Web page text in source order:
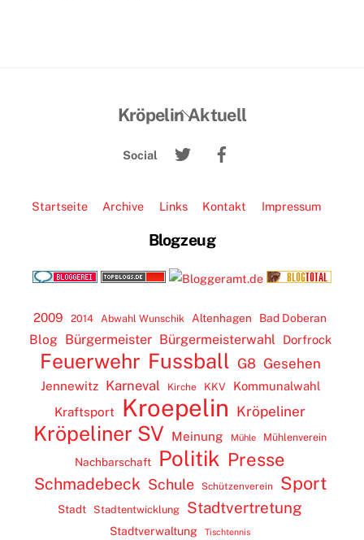
Back
Top
Kröpelin Aktuell
Social
Twitter
Startseite Archive Links Kontakt Impressum
Blogzeug
2009 2014 Abwahl Wunschik Altenhagen Bad Doberan
Blog Bürgermeister Bürgermeisterwahl Dorfrock
Feuerwehr Fussball G8 Gesehen
Jennewitz Karneval Kirche KKV
Kommunalwahl
Kraftsport
Kroepelin Kröpeliner
Kröpeliner SV Meinung Mühle Mühlenverein
Nachbarschaft Politik Presse
Schmadebeck Schule Schützenverein Sport
Stadt Stadtentwicklung Stadtvertretung
Stadtverwaltung Tischtennis